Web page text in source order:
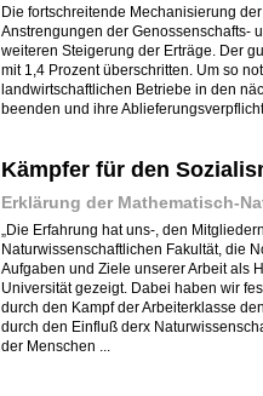
Die fortschreitende Mechanisierung
Anstrengungen der Genossenschafts-
weiteren Steigerung der Erträge. Der
mit 1,4 Prozent überschritten. Um so
landwirtschaftlichen Betriebe in den
beenden und ihre
Kämpfer für den
Erklärung der Mathematisch-
„Die Erfahrung hat uns-, den
Naturwissenschaftlichen Fakultät, die
Aufgaben und Ziele unserer Arbeit als
Universität gezeigt. Dabei haben wir
durch den Kampf der Arbeiterklasse
durch den Einfluß derx
der Menschen ...